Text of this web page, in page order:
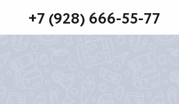
+7 (928) 666-55-77